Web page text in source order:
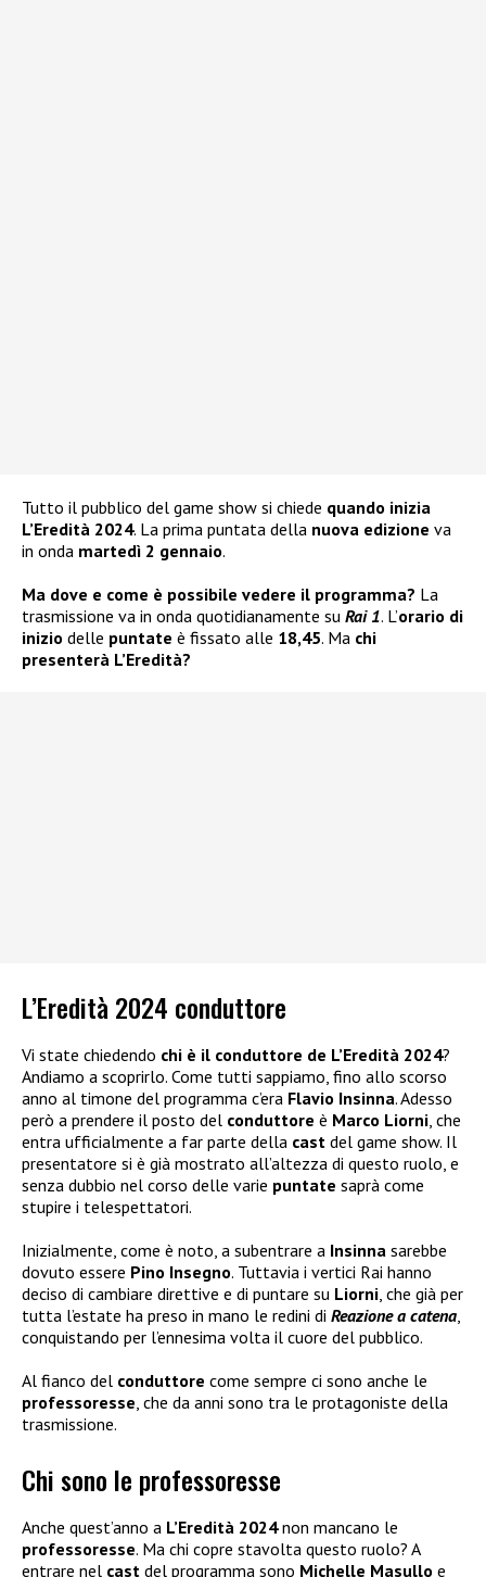
Tutto il pubblico del game show si chiede quando inizia
L’Eredità 2024. La prima puntata della nuova edizione va
in onda martedì 2 gennaio.
Ma dove e come è possibile vedere il programma? La
trasmissione va in onda quotidianamente su Rai 1. L’orario di
inizio delle puntate è fissato alle 18,45. Ma chi
presenterà L’Eredità?
L’Eredità 2024 conduttore
Vi state chiedendo chi è il conduttore de L’Eredità 2024?
Andiamo a scoprirlo. Come tutti sappiamo, fino allo scorso
anno al timone del programma c’era Flavio Insinna. Adesso
però a prendere il posto del conduttore è Marco Liorni, che
entra ufficialmente a far parte della cast del game show. Il
presentatore si è già mostrato all’altezza di questo ruolo, e
senza dubbio nel corso delle varie puntate saprà come
stupire i telespettatori.
Inizialmente, come è noto, a subentrare a Insinna sarebbe
dovuto essere Pino Insegno. Tuttavia i vertici Rai hanno
deciso di cambiare direttive e di puntare su Liorni, che già per
tutta l’estate ha preso in mano le redini di Reazione a catena,
conquistando per l’ennesima volta il cuore del pubblico.
Al fianco del conduttore come sempre ci sono anche le
professoresse, che da anni sono tra le protagoniste della
trasmissione.
Chi sono le professoresse
Anche quest’anno a L’Eredità 2024non mancano le
professoresse. Ma chi copre stavolta questo ruolo? A
entrare nel cast del programma sono Michelle Masullo e